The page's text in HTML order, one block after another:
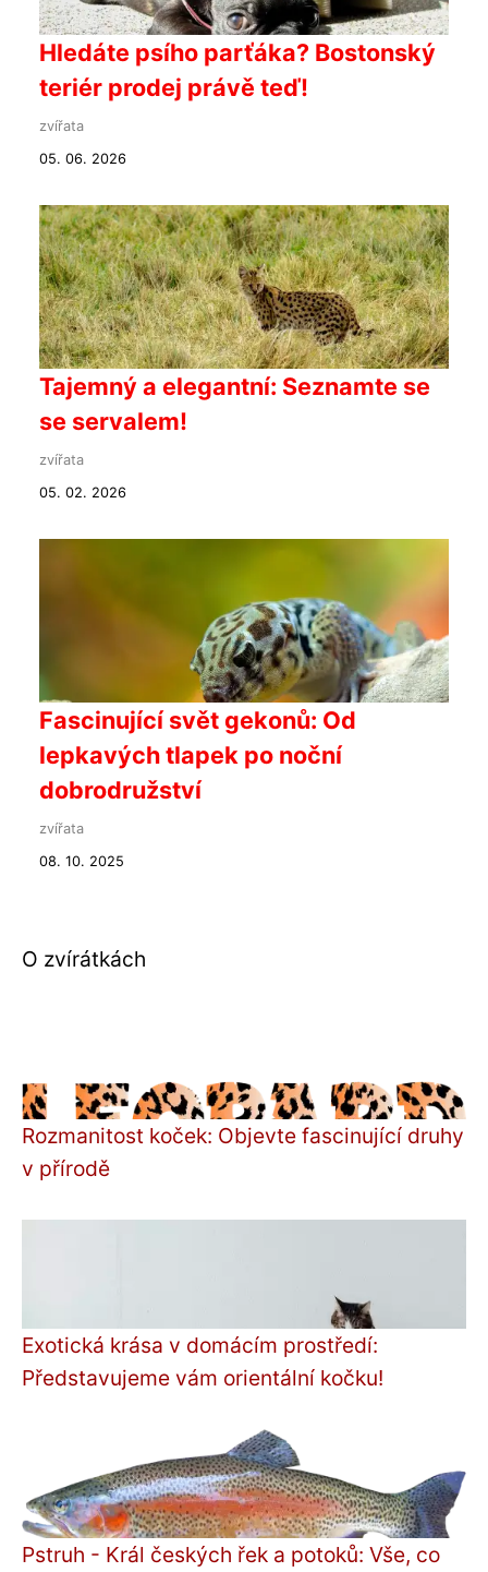
Hledáte psího parťáka? Bostonský
teriér prodej právě teď!
zvířata
05. 06. 2026
Tajemný a elegantní: Seznamte se
se servalem!
zvířata
05. 02. 2026
Fascinující svět gekonů: Od
lepkavých tlapek po noční
dobrodružství
zvířata
08. 10. 2025
O zvírátkách
Rozmanitost koček: Objevte fascinující druhy
v přírodě
Exotická krása v domácím prostředí:
Představujeme vám orientální kočku!
Pstruh - Král českých řek a potoků: Vše, co